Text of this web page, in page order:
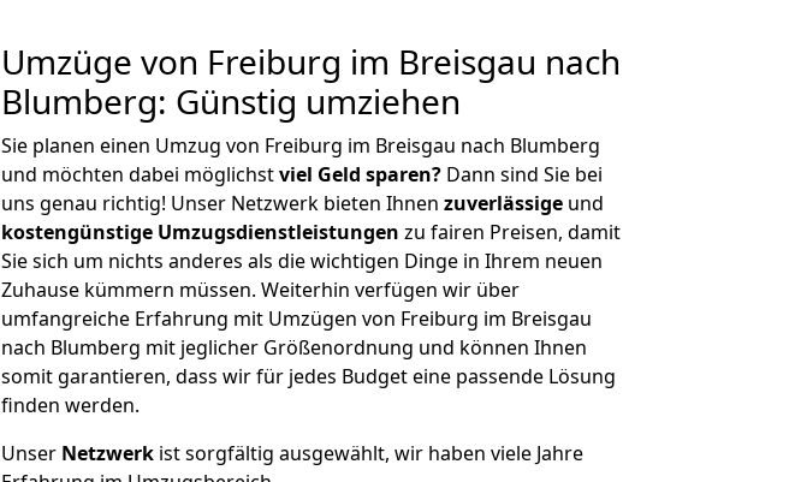
Umzüge von Freiburg im Breisgau nach
Blumberg: Günstig umziehen
Sie planen einen Umzug von Freiburg im Breisgau nach Blumberg
und möchten dabei möglichstviel Geld sparen? Dann sind Sie bei
uns genau richtig! Unser Netzwerk bieten Ihnen zuverlässige und
kostengünstige Umzugsdienstleistungen zu fairen Preisen, damit
Sie sich um nichts anderes als die wichtigen Dinge in Ihrem neuen
Zuhause kümmern müssen. Weiterhin verfügen wir über
umfangreiche Erfahrung mit Umzügen von Freiburg im Breisgau
nach Blumberg mit jeglicher Größenordnung und können Ihnen
somit garantieren, dass wir für jedes Budget eine passende Lösung
finden werden.
Unser Netzwerk ist sorgfältig ausgewählt, wir haben viele Jahre